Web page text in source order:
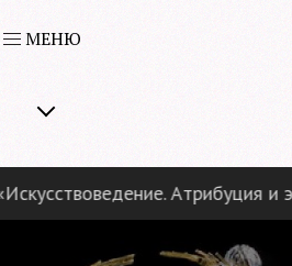
МЕНЮ
Атрибуция и